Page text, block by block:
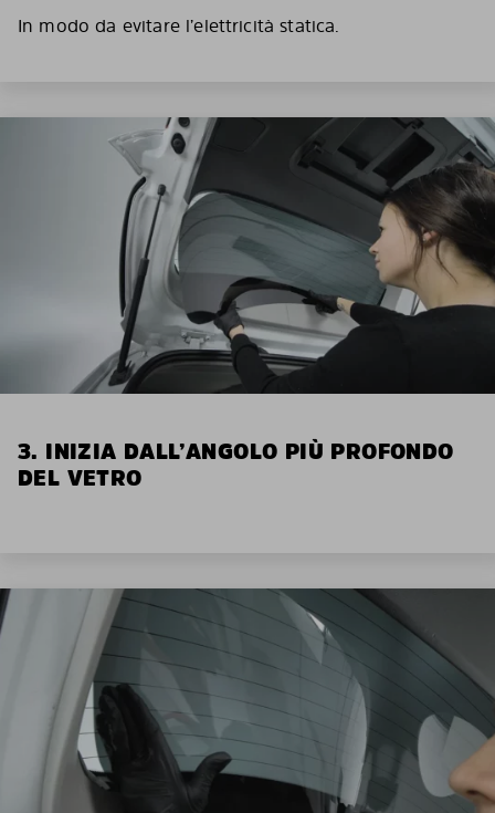
In modo da evitare l’elettricità statica.
3. INIZIA DALL’ANGOLO PIÙ PROFONDO
DEL VETRO